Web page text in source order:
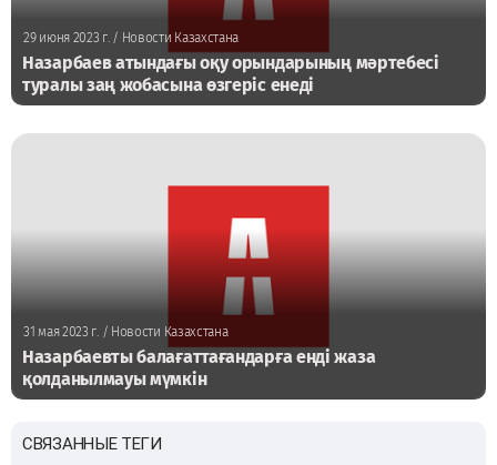
29 июня 2023 г. / Новости Казахстана
Назарбаев атындағы оқу орындарының мәртебесі
туралы заң жобасына өзгеріс енеді
31 мая 2023 г./ Новости Казахстана
Назарбаевты балағаттағандарға енді жаза
қолданылмауы мүмкін
СВЯЗАННЫЕ ТЕГИ